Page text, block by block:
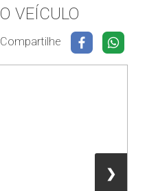
VEÍCULO
Compartilhe
❯